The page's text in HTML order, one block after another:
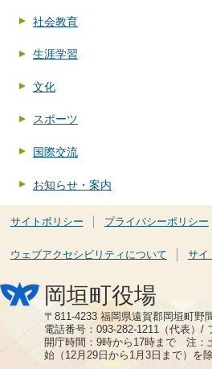
社会教育
生涯学習
文化
スポーツ
国際交流
お知らせ・案内
サイトポリシー プライバシーポリシー
ウェブアクセシビリティについて サイ
岡垣町役場
〒811-4233 福岡県遠賀郡岡垣町野
電話番号：093-282-1211（代表）/
開庁時間：9時から17時まで 注：
始（12月29日から1月3日まで）を除